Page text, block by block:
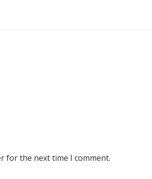
for the next time I comment.